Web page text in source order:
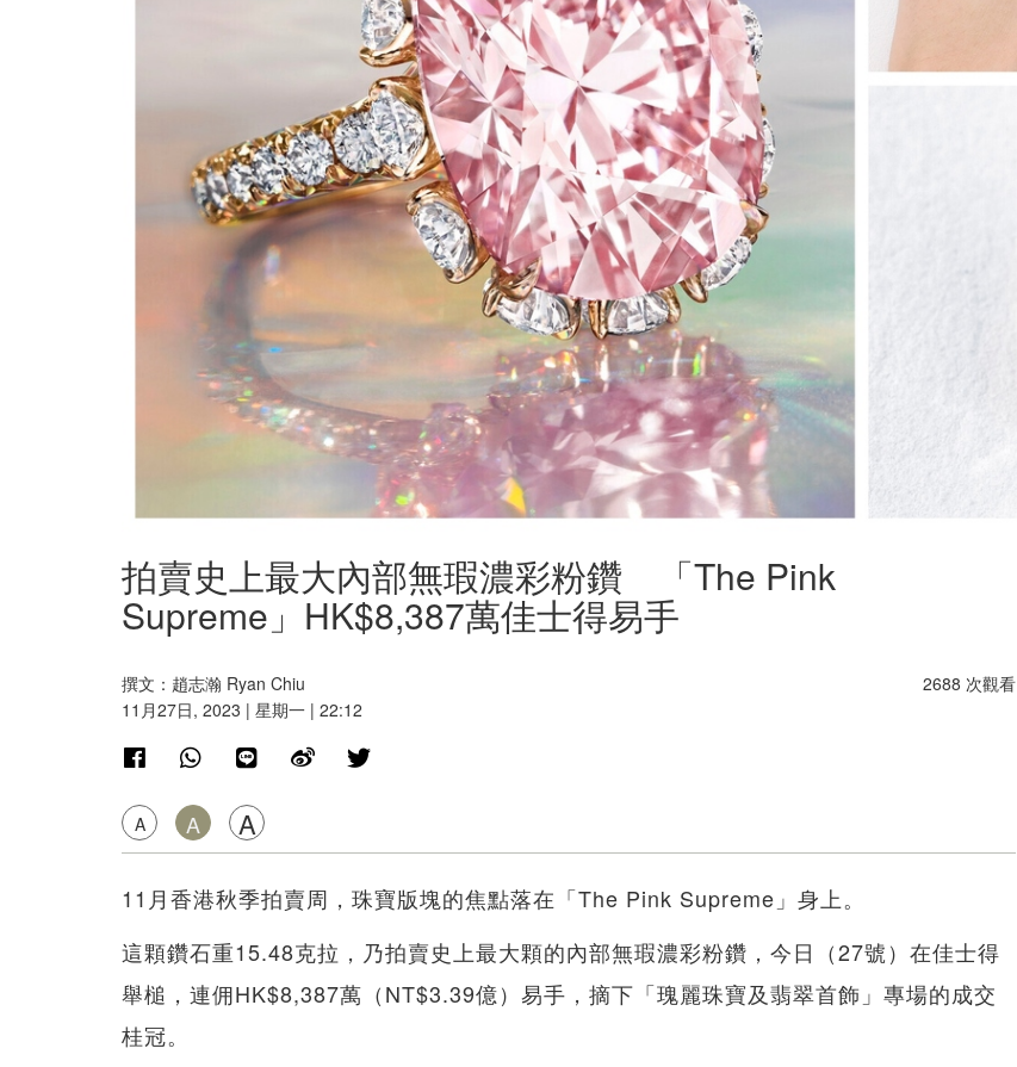
拍賣史上最大內部無瑕濃彩粉鑽 「The Pink
Supreme」HK$8,387萬佳士得易手
撰文：趙志瀚 Ryan Chiu
11月27日, 2023 | 星期一 | 22:12
A A A
2688 次觀看
11月香港秋季拍賣周，珠寶版塊的焦點落在「The Pink Supreme」身上。
這顆鑽石重15.48克拉，乃拍賣史上最大顆的內部無瑕濃彩粉鑽，今日（27號）在佳士得
舉槌，連佣HK$8,387萬（NT$3.39億）易手，摘下「瑰麗珠寶及翡翠首飾」專場的成交
桂冠。